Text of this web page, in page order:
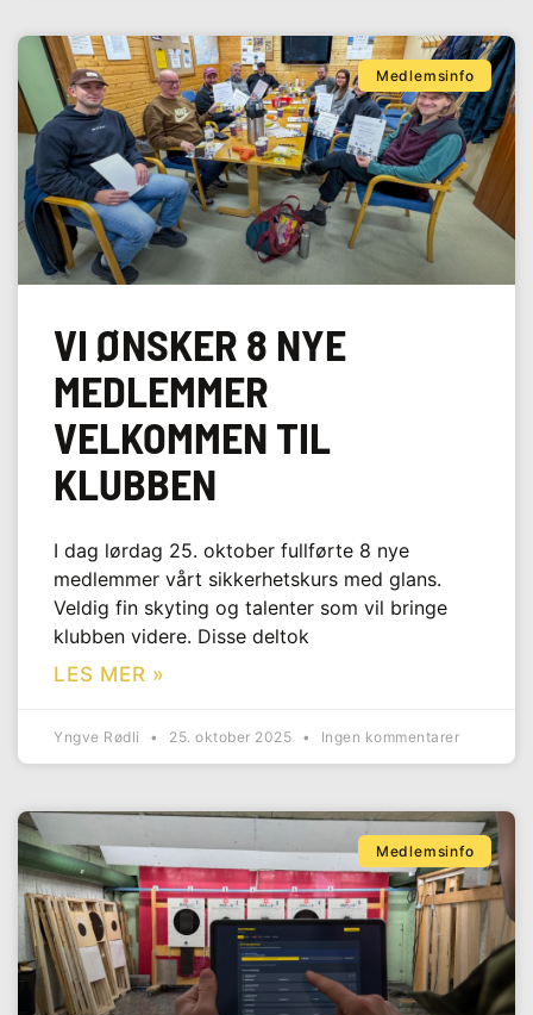
Medlemsinfo
VI ØNSKER 8 NYE
MEDLEMMER
VELKOMMEN TIL
KLUBBEN
I dag lørdag 25. oktober fullførte 8 nye
medlemmer vårt sikkerhetskurs med glans.
Veldig fin skyting og talenter som vil bringe
klubben videre. Disse deltok
LES MER »
Yngve Rødli 25. oktober 2025 Ingen kommentarer
Medlemsinfo